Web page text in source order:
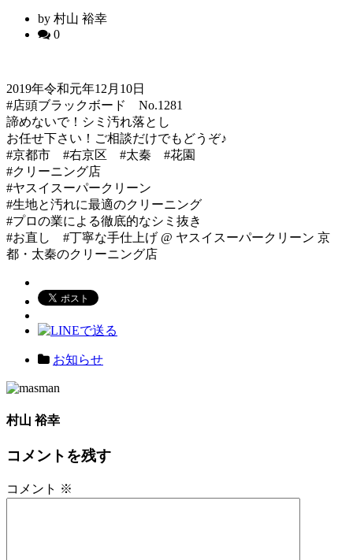
by 村山 裕幸
0
2019年令和元年12月10日
#店頭ブラックボード No.1281
諦めないで！シミ汚れ落とし
お任せ下さい！ご相談だけでもどうぞ♪
#京都市 #右京区 #太秦 #花園
#クリーニング店
#ヤスイスーパークリーン
#生地と汚れに最適のクリーニング
#プロの業による徹底的なシミ抜き
#お直し #丁寧な手仕上げ @ ヤスイスーパークリーン 京
都・太秦のクリーニング店
お知らせ
村山 裕幸
コメントを残す
コメント ※